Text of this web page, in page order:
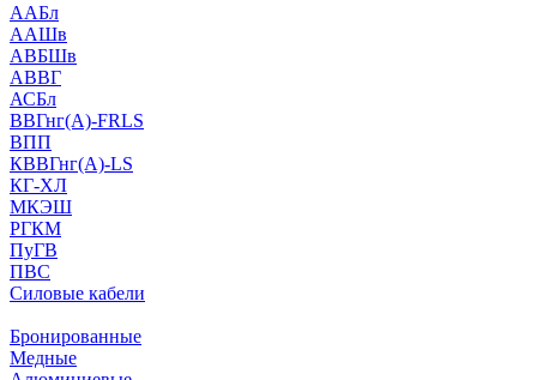
ААБл
ААШв
АВБШв
АВВГ
АСБл
ВВГнг(А)-FRLS
ВПП
КВВГнг(А)-LS
КГ-ХЛ
МКЭШ
РГКМ
ПуГВ
ПВС
Силовые кабели
Бронированные
Медные